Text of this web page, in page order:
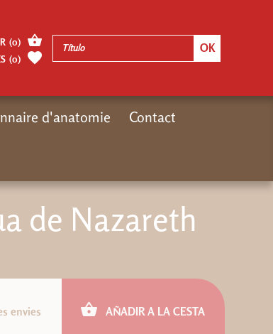
de Nazareth
envies AÑADIR A LA CESTA
(0)
(0)
d'anatomie Contact